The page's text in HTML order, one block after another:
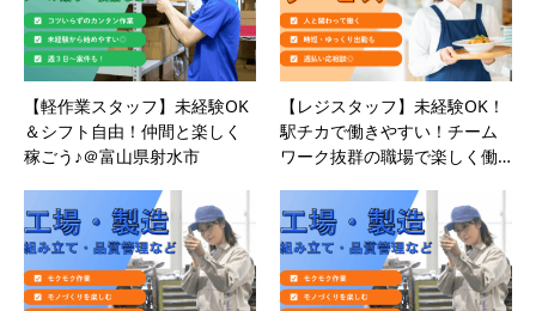
【軽作業スタッフ】未経験OK
＆シフト自由！仲間と楽しく
稼ごう♪＠富山県射水市
【レジスタッフ】未経験OK！
駅チカで働きやすい！チーム
ワーク抜群の職場で楽しく働…